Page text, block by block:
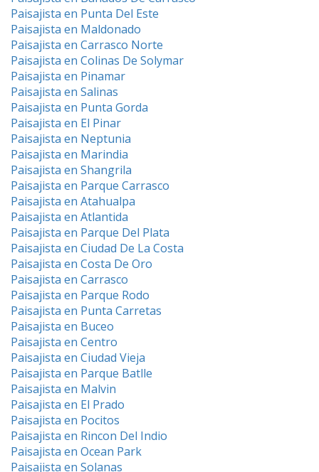
Paisajista en Punta Del Este
Paisajista en Maldonado
Paisajista en Carrasco Norte
Paisajista en Colinas De Solymar
Paisajista en Pinamar
Paisajista en Salinas
Paisajista en Punta Gorda
Paisajista en El Pinar
Paisajista en Neptunia
Paisajista en Marindia
Paisajista en Shangrila
Paisajista en Parque Carrasco
Paisajista en Atahualpa
Paisajista en Atlantida
Paisajista en Parque Del Plata
Paisajista en Ciudad De La Costa
Paisajista en Costa De Oro
Paisajista en Carrasco
Paisajista en Parque Rodo
Paisajista en Punta Carretas
Paisajista en Buceo
Paisajista en Centro
Paisajista en Ciudad Vieja
Paisajista en Parque Batlle
Paisajista en Malvin
Paisajista en El Prado
Paisajista en Pocitos
Paisajista en Rincon Del Indio
Paisajista en Ocean Park
Paisajista en Solanas